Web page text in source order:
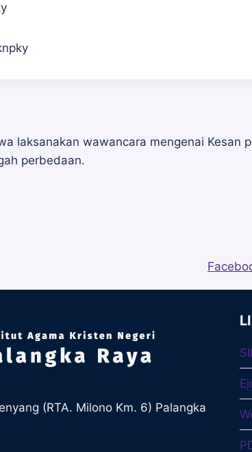
laksanakan wawancara mengenai Kesan
perbedaan.
(RTA. Milono Km. 6) Palangka